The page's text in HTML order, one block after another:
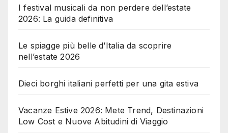
I festival musicali da non perdere dell’estate
2026: La guida definitiva
Le spiagge più belle d’Italia da scoprire
nell’estate 2026
Dieci borghi italiani perfetti per una gita estiva
Vacanze Estive 2026: Mete Trend, Destinazioni
Low Cost e Nuove Abitudini di Viaggio